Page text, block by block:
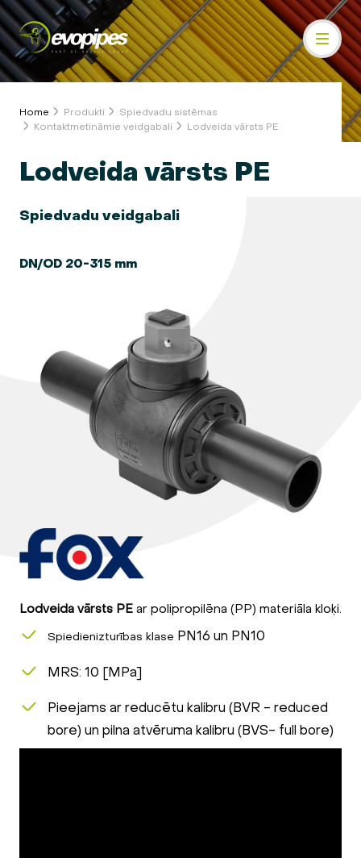
Home Produkti
Spiedvadu sistēmas
Kontaktmetināmie veidgabali
Lodveida vārsts PE
Lodveida vārsts PE
Spiedvadu veidgabali
DN/OD 20-315 mm
Lodveida vārsts PE ar polipropilēna (PP) materiāla kloķi.
Spiedienizturības klase PN16 un PN10
MRS: 10 [MPa]
Pieejams ar reducētu kalibru (BVR - reduced
bore) un pilna atvēruma kalibru (BVS- full bore)